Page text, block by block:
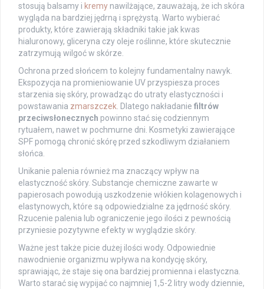
stosują balsamy i kremy nawilżające, zauważają, że ich skóra
wygląda na bardziej jędrną i sprężystą. Warto wybierać
produkty, które zawierają składniki takie jak kwas
hialuronowy, gliceryna czy oleje roślinne, które skutecznie
zatrzymują wilgoć w skórze.
Ochrona przed słońcem to kolejny fundamentalny nawyk.
Ekspozycja na promieniowanie UV przyspiesza proces
starzenia się skóry, prowadząc do utraty elastyczności i
powstawania zmarszczek . Dlatego nakładanie filtrów
przeciwsłonecznych powinno stać się codziennym
rytuałem, nawet w pochmurne dni. Kosmetyki zawierające
SPF pomogą chronić skórę przed szkodliwym działaniem
słońca.
Unikanie palenia również ma znaczący wpływ na
elastyczność skóry. Substancje chemiczne zawarte w
papierosach powodują uszkodzenie włókien kolagenowych i
elastynowych, które są odpowiedzialne za jędrność skóry.
Rzucenie palenia lub ograniczenie jego ilości z pewnością
przyniesie pozytywne efekty w wyglądzie skóry.
Ważne jest także picie dużej ilości wody. Odpowiednie
nawodnienie organizmu wpływa na kondycję skóry,
sprawiając, że staje się ona bardziej promienna i elastyczna.
Warto starać się wypijać co najmniej 1,5-2 litry wody dziennie,